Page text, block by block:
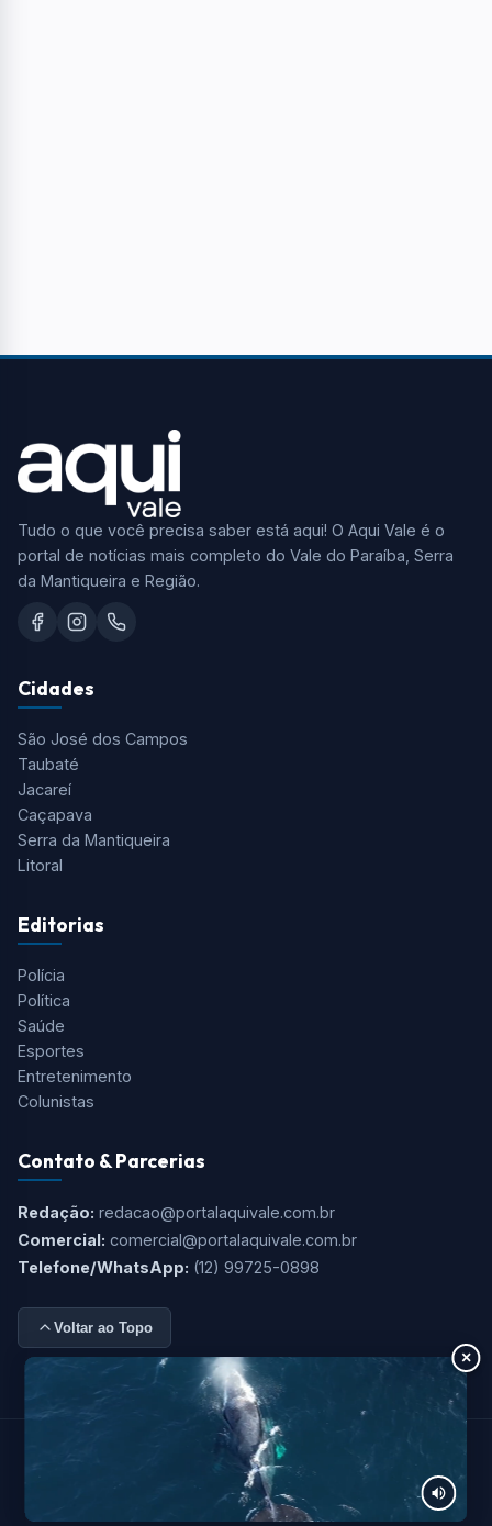
Tudo o que você precisa saber está aqui! O Aqui Vale é o
portal de notícias mais completo do Vale do Paraíba, Serra
da Mantiqueira e Região.
Cidades
São José dos Campos
Taubaté
Jacareí
Caçapava
Serra da Mantiqueira
Litoral
Editorias
Polícia
Política
Saúde
Esportes
Entretenimento
Colunistas
Contato & Parcerias
Redação: redacao@portalaquivale.com.br
Comercial: comercial@portalaquivale.com.br
Telefone/WhatsApp: (12) 99725-0898
Voltar ao Topo
© 2026 Aqui Vale. Todos os direitos reservados. CNPJ:
23.456.789/0001-00.
|Política de Privacidade
×